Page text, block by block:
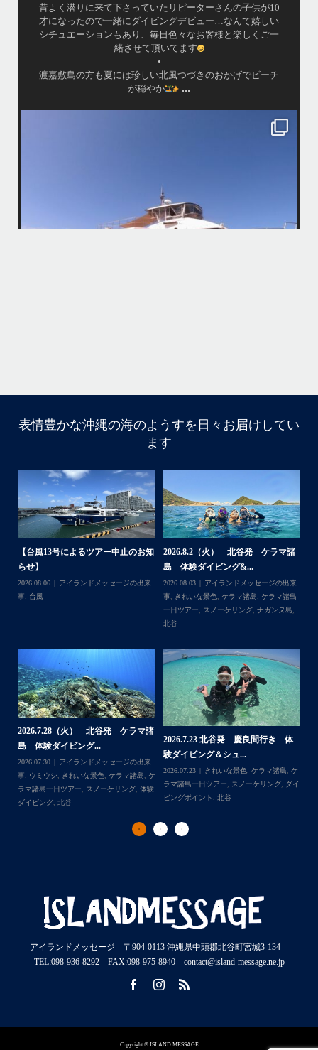
昔よく潜りに来て下さっていたリピーターさんの子供が10
才になったので一緒にダイビングデビュー…なんて嬉しい
シチュエーションもあり、毎日色々なお客様と楽しくご一
緒させて頂いてます
•
渡嘉敷島の方も夏には珍しい北風つづきのおかげでビーチ
が穏やか
...
パーフェクトな海でバナナボートに船上BBQ、シュノーケリングとお楽
しみ頂いております
・
・
何ヶ月も前からやり取りさせて頂き温めていたご予約でしたので、お天
はいさい
アイランドメッセージです
最近は、連日クルーザーチャーターのご利用が続いていて
梅雨明け後のパーフェクトな海でバナナボートに船上
BBQ、シュノーケリングとお楽しみ頂いております
・
・
何ヶ月も前からやり取りさせて頂き温めていたご予約でし
たので、お天気とコンディションに恵まれて、皆さん大満
足な一日を過ごして頂けて本当によかったです
くださいね！！
Follow on Instagram
表情豊かな沖縄の海のようすを日々お届けしてい
ます
2026.7.18 北谷発 慶良間行き シ
ュノーケル＆ダイビ...
2026.07.19 ウミガメ ,きれいな景色,ケラ
マ諸島,ケラマ諸島一日ツアー
2026.7.6（月） 北谷発 ケラマ諸
島 ３ダイブ体験ダイ...
2026.07.08
アイランドメッセージの出来
事, きれいな景色, ケラマ諸島, ケラマ諸島
一日ツアー, スノーケリング, ボートダイ
ブ,北谷
2026.7.1（水） 北谷発 ケラマ諸
島 体験ダイビング&...
2026.07.06
アイランドメッセージの出来
事, ウミガメ きれいな景色 ケラマ諸島
ケ
ラマ諸島一日ツアー
スノーケリング, ボー
トダイブ,体験ダイビング
チャーター ブログ...
の出来事, きれいな景色,ケラマ諸島一日ツ
アー ,スノーケリング , チャータークルー
ズ , 沖縄本島 社員旅行
アイランドメッセージ 〒904-0113 沖縄県中頭郡北谷町宮城3-134
TEL:098-936-8292 FAX:098-975-8940 contact@island-message.ne.jp
Copyright © ISLAND MESSAGE